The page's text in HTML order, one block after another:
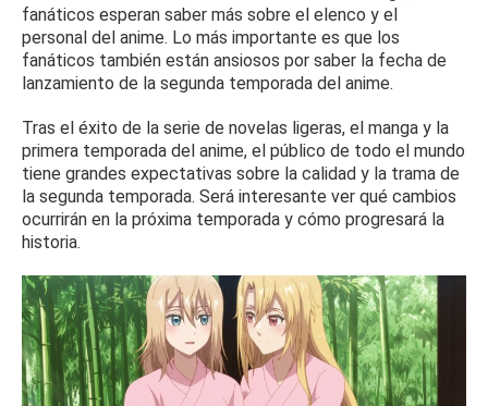
fanáticos esperan saber más sobre el elenco y el
personal del anime. Lo más importante es que los
fanáticos también están ansiosos por saber la fecha de
lanzamiento de la segunda temporada del anime.
Tras el éxito de la serie de novelas ligeras, el manga y la
primera temporada del anime, el público de todo el mundo
tiene grandes expectativas sobre la calidad y la trama de
la segunda temporada. Será interesante ver qué cambios
ocurrirán en la próxima temporada y cómo progresará la
historia.